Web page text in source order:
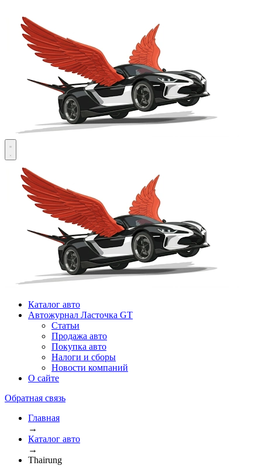
Каталог авто
Автожурнал Ласточка GT
Статьи
Продажа авто
Покупка авто
Налоги и сборы
Новости компаний
О сайте
Обратная связь
Главная
→
Каталог авто
→
Thairung